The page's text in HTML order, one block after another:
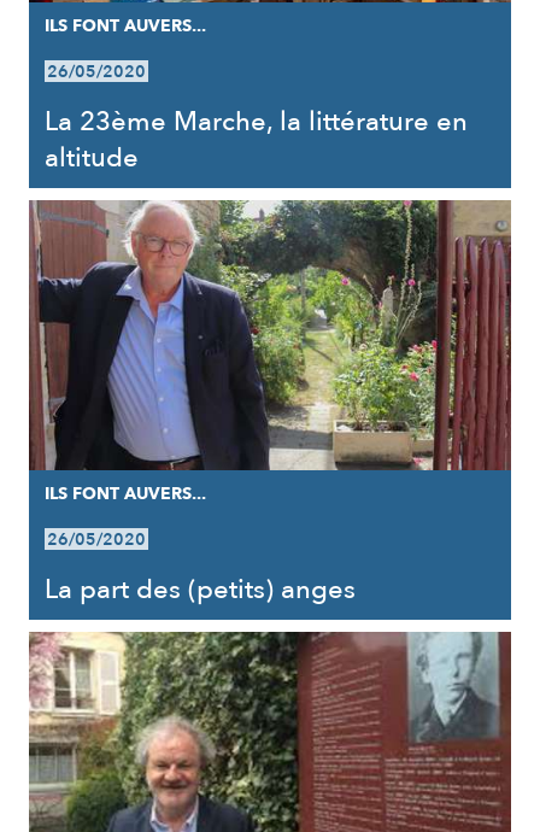
ILS FONT AUVERS...
26/05/2020
La 23ème Marche, la littérature en
altitude
ILS FONT AUVERS...
26/05/2020
La part des (petits) anges